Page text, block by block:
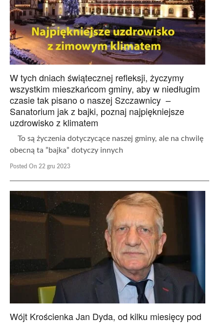
W tych dniach świątecznej refleksji, życzymy
wszystkim mieszkańcom gminy, aby w niedługim
czasie tak pisano o naszej Szczawnicy –
Sanatorium jak z bajki, poznaj najpiękniejsze
uzdrowisko z klimatem
To są życzenia dotyczycące naszej gminy, ale na chwilę
obecną ta ”bajka” dotyczy innych
Posted On 22 gru 2023
Wójt Krościenka Jan Dyda, od kilku miesięcy pod